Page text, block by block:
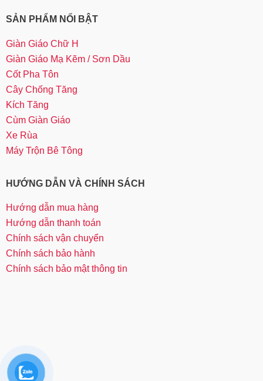
SẢN PHẨM NỔI BẬT
Giàn Giáo Chữ H
Giàn Giáo Mạ Kẽm / Sơn Dầu
Cốt Pha Tôn
Cây Chống Tăng
Kích Tăng
Cùm Giàn Giáo
Xe Rùa
Máy Trộn Bê Tông
HƯỚNG DẪN VÀ CHÍNH SÁCH
Hướng dẫn mua hàng
Hướng dẫn thanh toán
Chính sách vận chuyển
Chính sách bảo hành
Chính sách bảo mật thông tin